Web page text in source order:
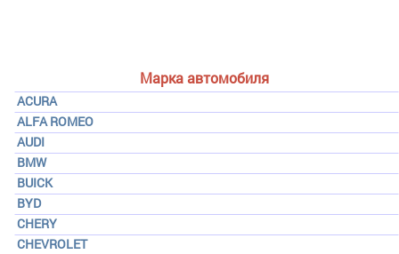
Марка автомобиля
ACURA
ALFA ROMEO
AUDI
BMW
BUICK
BYD
CHERY
CHEVROLET